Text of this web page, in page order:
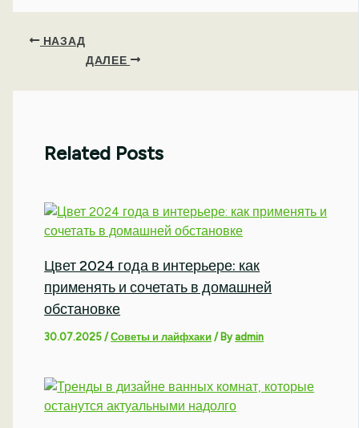
НАЗАД
ДАЛЕЕ
Related Posts
Цвет 2024 года в интерьере: как
применять и сочетать в домашней
обстановке
30.07.2025/Советы и лайфхаки / Byadmin